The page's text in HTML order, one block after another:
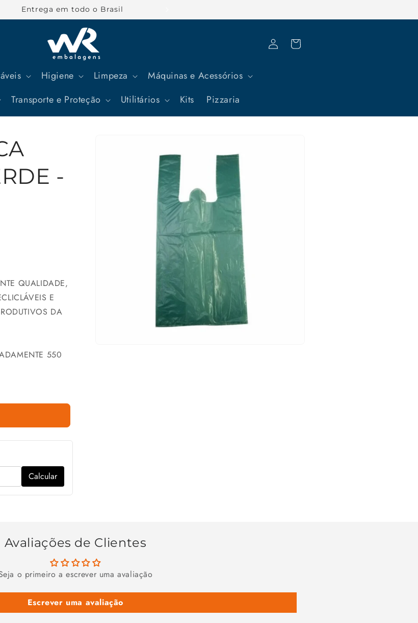
Parcele suas compras em até 12x
Higiene Limpeza
Máquinas e Acessórios
Transporte e Proteção Utilitários Kits Pizzaria
Fazer
login
Carrinho
-
QUALIDADE,
E
DA
550
Calcular
Avaliações de Clientes
o primeiro a escrever uma avaliação
Escrever uma avaliação